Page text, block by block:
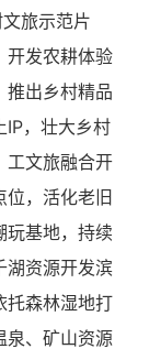
旅示范片
开发农耕体验
推出乡村精品
IP，壮大乡村
工文旅融合开
位，活化老旧
玩基地，持续
湖资源开发滨
托森林湿地打
泉、矿山资源